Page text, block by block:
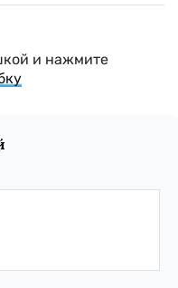
и нажмите